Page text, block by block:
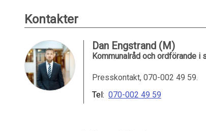
Kontakter
Dan Engstrand (M)
Kommunalråd och ordförande i
Presskontakt, 070-002 49 59.
Tel: 070-002 49 59